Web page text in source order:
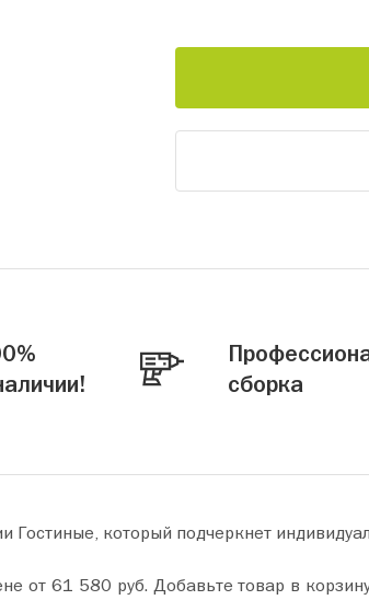
сборка
который подчеркнет
за пару минут. Сделайте ваш